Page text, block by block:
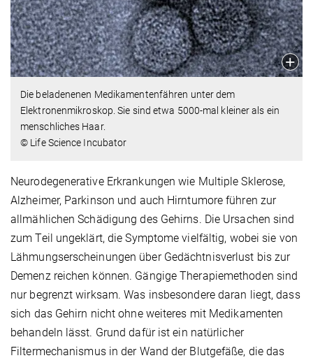
Die beladenenen Medikamentenfähren unter dem
Elektronenmikroskop. Sie sind etwa 5000-mal kleiner als ein
menschliches Haar.
© Life Science Incubator
Neurodegenerative Erkrankungen wie Multiple Sklerose,
Alzheimer, Parkinson und auch Hirntumore führen zur
allmählichen Schädigung des Gehirns. Die Ursachen sind
zum Teil ungeklärt, die Symptome vielfältig, wobei sie von
Lähmungserscheinungen über Gedächtnisverlust bis zur
Demenz reichen können. Gängige Therapiemethoden sind
nur begrenzt wirksam. Was insbesondere daran liegt, dass
sich das Gehirn nicht ohne weiteres mit Medikamenten
behandeln lässt. Grund dafür ist ein natürlicher
Filtermechanismus in der Wand der Blutgefäße, die das